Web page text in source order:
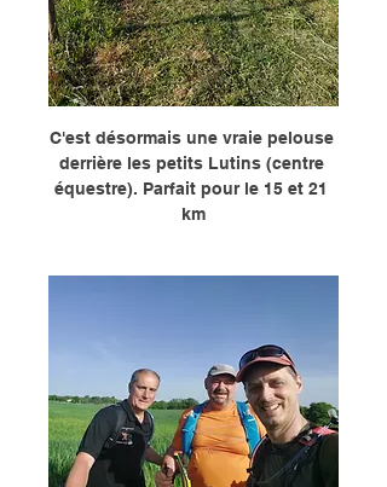
C'est désormais une vraie pelouse
derrière les petits Lutins (centre
équestre). Parfait pour le 15 et 21
km